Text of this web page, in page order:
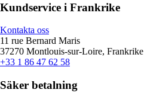
Kundservice i Frankrike
Kontakta oss
11 rue Bernard Maris
37270 Montlouis-sur-Loire, Frankrike
+33 1 86 47 62 58
Säker betalning